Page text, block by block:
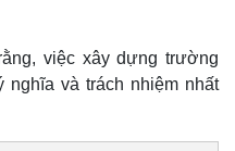
việc xây dựng trường
và trách nhiệm nhất